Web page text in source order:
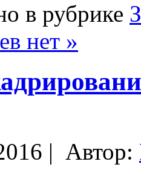
в рубрике
нет »
| Автор: